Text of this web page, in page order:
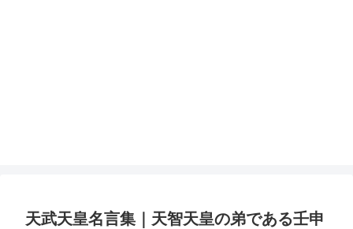
天武天皇名言集｜天智天皇の弟である壬申